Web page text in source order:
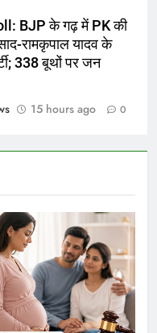
BJP के गढ़ में PK की
रामकृपाल यादव के
338 बूथों पर जन
15 hours ago 0